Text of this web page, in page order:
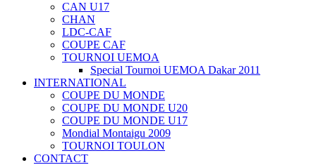
CAN U17
CHAN
LDC-CAF
COUPE CAF
TOURNOI UEMOA
Special Tournoi UEMOA Dakar 2011
INTERNATIONAL
COUPE DU MONDE
COUPE DU MONDE U20
COUPE DU MONDE U17
Mondial Montaigu 2009
TOURNOI TOULON
CONTACT